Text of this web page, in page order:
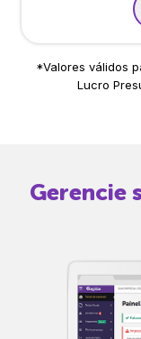
*Valores válidos
Lucro
Gerencie